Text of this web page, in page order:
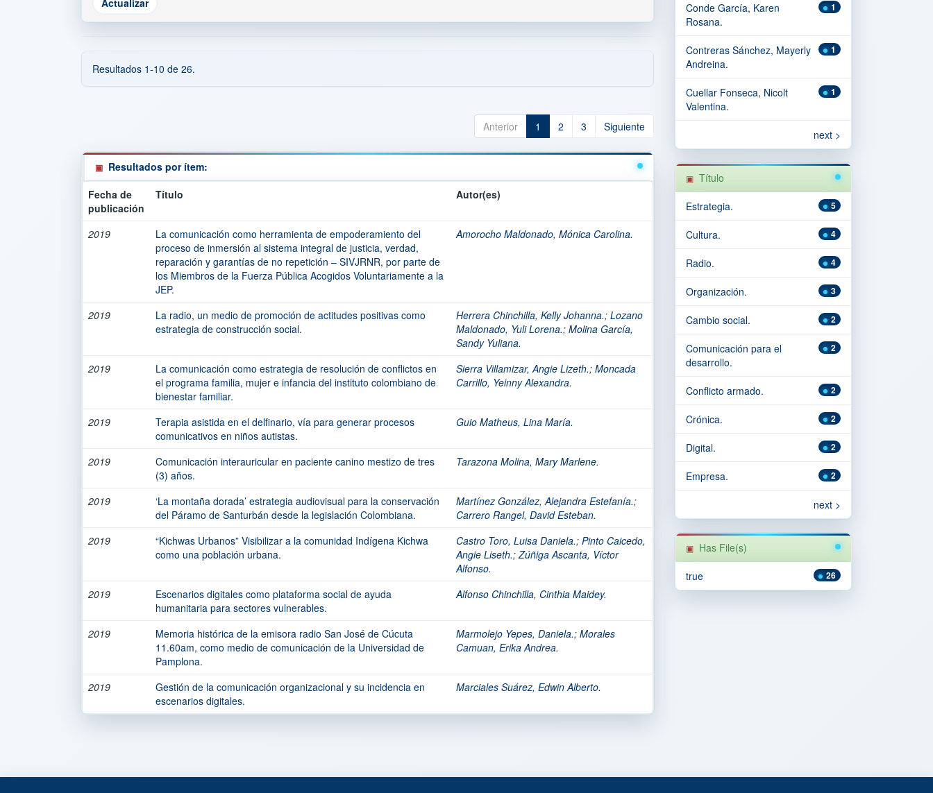
Resultados 1-10 de 26.
Anterior 1 2 3 Siguiente
Resultados por ítem:
Fecha de
publicación
Título Autor(es)
2019
La comunicación como herramienta de empoderamiento del
proceso de inmersión al sistema integral de justicia, verdad,
reparación y garantías de no repetición – SIVJRNR, por parte de
los Miembros de la Fuerza Pública Acogidos Voluntariamente a la
JEP.
Amorocho Maldonado, Mónica Carolina.
2019
La radio, un medio de promoción de actitudes positivas como
estrategia de construcción social.
Herrera Chinchilla, Kelly Johanna.; Lozano
Maldonado, Yuli Lorena.; Molina García,
Sandy Yuliana.
2019
La comunicación como estrategia de resolución de conflictos en
el programa familia, mujer e infancia del instituto colombiano de
bienestar familiar.
Sierra Villamizar, Angie Lizeth.; Moncada
Carrillo, Yeinny Alexandra.
2019
Terapia asistida en el delfinario, vía para generar procesos
comunicativos en niños autistas.
Guio Matheus, Lina María.
2019
Comunicación interauricular en paciente canino mestizo de tres
(3) años.
Tarazona Molina, Mary Marlene.
2019
‘La montaña dorada’ estrategia audiovisual para la conservación
del Páramo de Santurbán desde la legislación Colombiana.
Martínez González, Alejandra Estefanía.;
Carrero Rangel, David Esteban.
2019
“Kichwas Urbanos” Visibilizar a la comunidad Indígena Kichwa
como una población urbana.
Castro Toro, Luisa Daniela.; Pinto Caicedo,
Angie Liseth.;Zúñiga Ascanta, Víctor
Alfonso.
2019
Escenarios digitales como plataforma social de ayuda
humanitaria para sectores vulnerables.
Alfonso Chinchilla, Cinthia Maidey.
2019
Memoria histórica de la emisora radio San José de Cúcuta
11.60am, como medio de comunicación de la Universidad de
Pamplona.
Marmolejo Yepes, Daniela.; Morales
Camuan, Erika Andrea.
2019
Gestión de la comunicación organizacional y su incidencia en
escenarios digitales.
Marciales Suárez, Edwin Alberto.
1
Conde García, Karen
Rosana.
1
Contreras Sánchez, Mayerly
Andreina.
1
Cuellar Fonseca, Nicolt
Valentina.
next >
Título
5
Estrategia.
4
Cultura.
4
Radio.
3
Organización.
2
Cambio social.
2
Comunicación para el
desarrollo.
2
Conflicto armado.
2
Crónica.
2
Digital.
2
Empresa.
next >
Has File(s)
26
true